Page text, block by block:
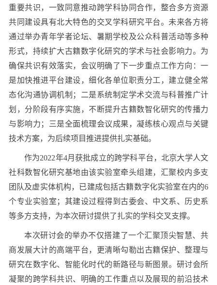
重要共识，一致同意推动跨学科协同合作，整合多方资源
共同建设具有北大特色的交叉学科研究平台。未来各方将
通过举办青年学者论坛、暑期学校及公众科普活动等多种
形式，持续扩大古籍数字化研究的学术与社会影响力。为
确保共识有效落实，会议明确了下一步重点工作方向：一
是加快推进平台建设，细化各单位职责分工，建立健全常
态化沟通协调机制；二是系统制定学术交流与科普推广计
划，分阶段有序实施，不断提升古籍数智化研究的传播力
与影响力；三是全面梳理会议成果，凝练核心观点与关键
技术方案，为后续项目推进提供扎实基础。
作为2022年4月获批成立的跨学科平台，北京大学人文
社科数智化研究基地由该实验室牵头组建，汇聚校内多支
团队及虚实体机构，已建成包括古籍数字化实验室在内的6
个专业实验室；其建设过程得到古委会、中文系、历史系
等多方支持，为本次研讨提供了扎实的学科交叉支撑。
本次研讨会的举办不仅搭建了一个汇聚顶尖智慧、共
商发展大计的高端平台，更清晰勾勒出古籍保护、整理与
研究在数字化、智能化时代的新路径与新图景。研讨会所
凝聚的跨学科共识、明确的工作重点以及展现的前沿技术